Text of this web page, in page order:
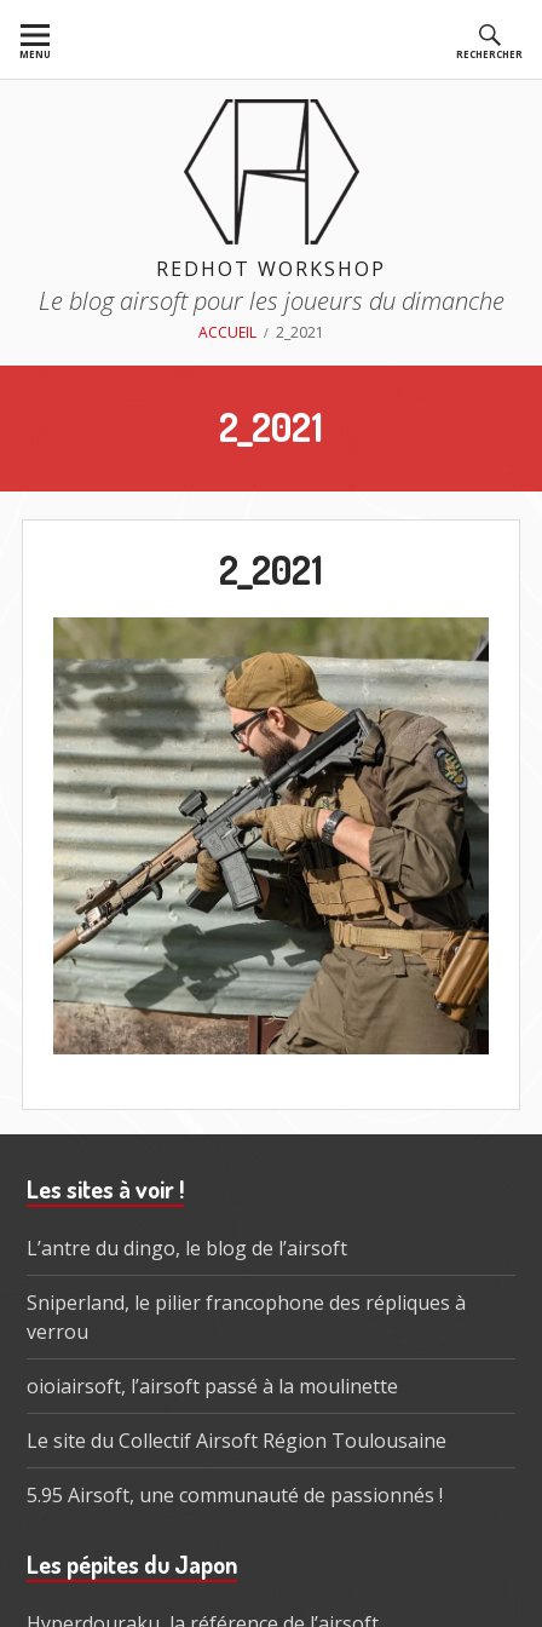
auMENU RECHERCHER
REDHOT WORKSHOP
Le blog airsoft pour les joueurs du dimanche
ACCUEIL 2_2021
2_2021
2_2021
Barre
subsidiaire
Les sites à voir !
L’antre du dingo, le blog de l’airsoft
Sniperland, le pilier francophone des répliques à
verrou
oioiairsoft, l’airsoft passé à la moulinette
Le site du Collectif Airsoft Région Toulousaine
5.95 Airsoft, une communauté de passionnés !
Les pépites du Japon